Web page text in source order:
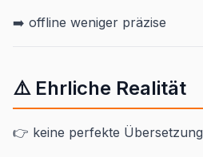
➡️ offline weniger präzise
⚠️ Ehrliche Realität
👉 keine perfekte Übersetzung